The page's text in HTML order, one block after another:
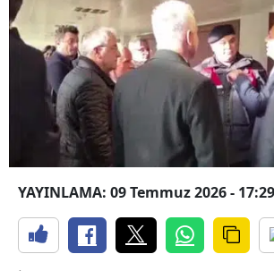
YAYINLAMA: 09 Temmuz 2026 - 17:29